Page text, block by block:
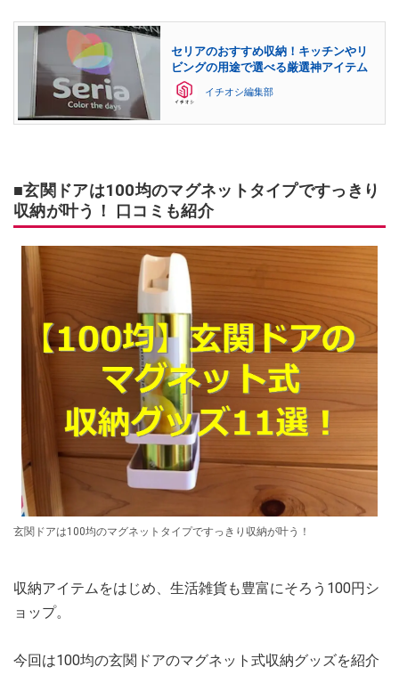
セリアのおすすめ収納！キッチンやリ
ビングの用途で選べる厳選神アイテム
イチオシ編集部
■玄関ドアは100均のマグネットタイプですっきり
収納が叶う！ 口コミも紹介
玄関ドアは100均のマグネットタイプですっきり収納が叶う！
収納アイテムをはじめ、生活雑貨も豊富にそろう100円シ
ョップ。
今回は100均の玄関ドアのマグネット式収納グッズを紹介